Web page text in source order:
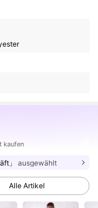
kaufen
」 ausgewählt
Alle Artikel